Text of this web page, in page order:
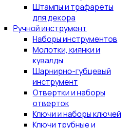
Штампы и трафареты
для декора
Ручной инструмент
Наборы инструментов
Молотки, киянки и
кувалды
Шарнирно-губцевый
инструмент
Отвертки и наборы
отверток
Ключи и наборы ключей
Ключи трубные и